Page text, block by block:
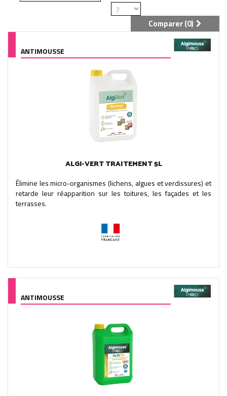
Comparer (0)
ANTIMOUSSE
ALGI-VERT TRAITEMENT 5L
Élimine les micro-organismes (lichens, algues et verdissures) et
retarde leur réapparition sur les toitures, les façades et les
terrasses.
ANTIMOUSSE